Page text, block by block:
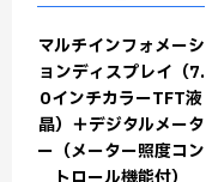
マルチインフォメーシ
ョンディスプレイ（7.
0インチカラーTFT液
晶）＋デジタルメータ
ー（メーター照度コン